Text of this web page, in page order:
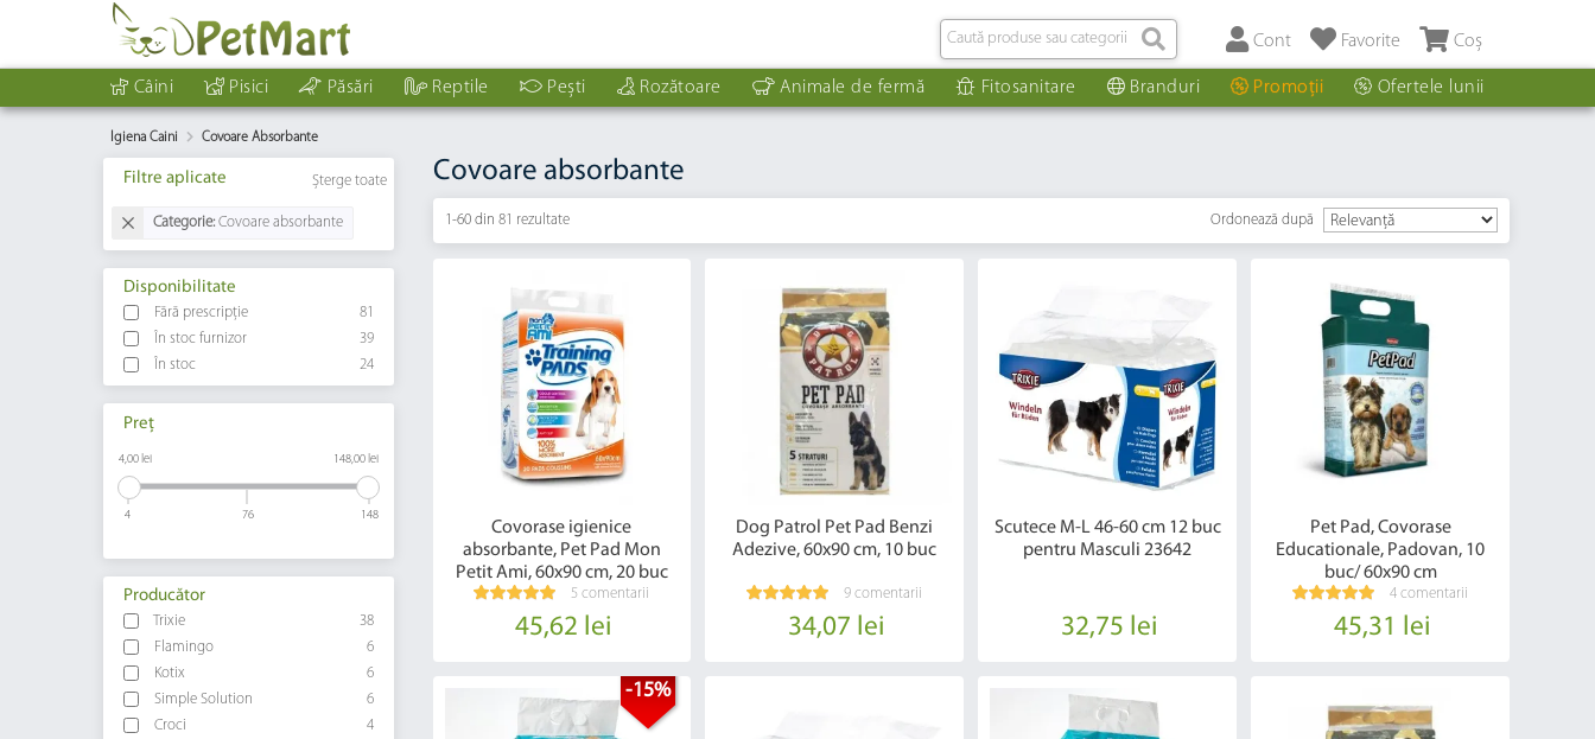
Coș
Favorite
Cont
Câini Pisici Păsări Reptile Pești Rozătoare Animale de fermă Fitosanitare Branduri Promoții Ofertele lunii
Igiena Caini Covoare Absorbante
Filtre aplicate Șterge toate
Categorie: Covoare absorbante
Disponibilitate
Fără prescripție
81
În stoc furnizor
39
În stoc
24
Preț
4,00 lei 148,00 lei
4 76 148
Producător
Trixie
38
Flamingo
6
Kotix
6
Simple Solution
6
Croci
4
Covoare absorbante
1-60 din 81 rezultate Ordonează după
Covorase igienice
absorbante, Pet Pad Mon
Petit Ami, 60x90 cm, 20 buc
5 comentarii
45,62 lei
Dog Patrol Pet Pad Benzi
Adezive, 60x90 cm, 10 buc
9 comentarii
34,07 lei
Scutece M-L 46-60 cm 12 buc
pentru Masculi 23642
32,75 lei
Pet Pad, Covorase
Educationale, Padovan, 10
buc/ 60x90 cm
4 comentarii
45,31 lei
-15%